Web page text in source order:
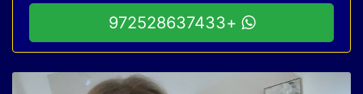
+972528637433